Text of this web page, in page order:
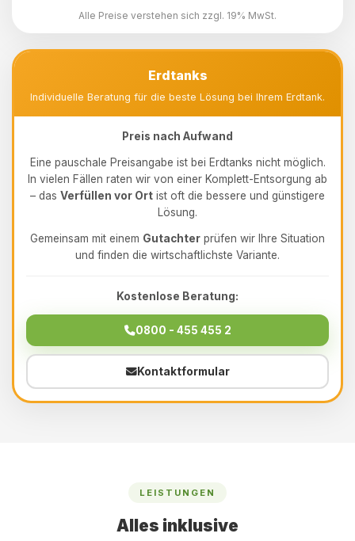
Alle Preise verstehen sich zzgl. 19% MwSt.
Erdtanks
Individuelle Beratung für die beste Lösung bei Ihrem Erdtank.
Preis nach Aufwand
Eine pauschale Preisangabe ist bei Erdtanks nicht möglich.
In vielen Fällen raten wir von einer Komplett-Entsorgung ab
– das Verfüllen vor Ort ist oft die bessere und günstigere
Lösung.
Gemeinsam mit einem Gutachter prüfen wir Ihre Situation
und finden die wirtschaftlichste Variante.
Kostenlose Beratung:
0800 - 455 455 2
Kontaktformular
LEISTUNGEN
Alles inklusive